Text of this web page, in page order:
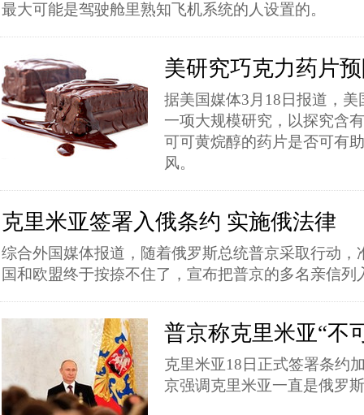
最大可能是驾驶舱里熟知飞机系统的人设置的。
美研究巧克力药片
据美国媒体3月18日报道，
一项大规模研究，以探究含
可可黄烷醇的药片是否可有
风。
克里米亚签署入俄条约 实施俄法律
综合外国媒体报道，随着俄罗斯总统普京采取行动，
国和欧盟终于按捺不住了，宣布把普京的多名亲信列
普京称克里米亚“不
克里米亚18日正式签署条约
京强调克里米亚一直是俄罗